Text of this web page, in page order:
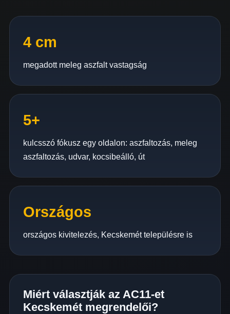
4 cm
megadott meleg aszfalt vastagság
5+
kulcsszó fókusz egy oldalon: aszfaltozás, meleg
aszfaltozás, udvar, kocsibeálló, út
Országos
országos kivitelezés, Kecskemét településre is
Miért választják az AC11-et
Kecskemét megrendelői?